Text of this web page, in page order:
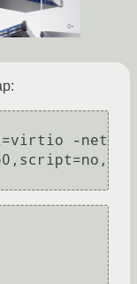
-net